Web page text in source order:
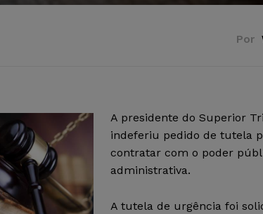
Por
A presidente do Superior
indeferiu pedido de tutela
contratar com o poder
administrativa.
A tutela de urgência foi